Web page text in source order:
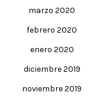
marzo 2020
febrero 2020
enero 2020
diciembre 2019
noviembre 2019